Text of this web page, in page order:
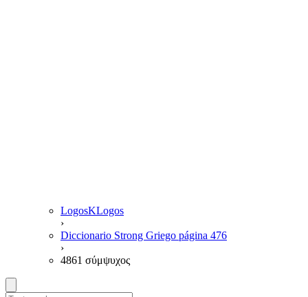
LogosKLogos
›
Diccionario Strong Griego página 476
›
4861 σύμψυχος